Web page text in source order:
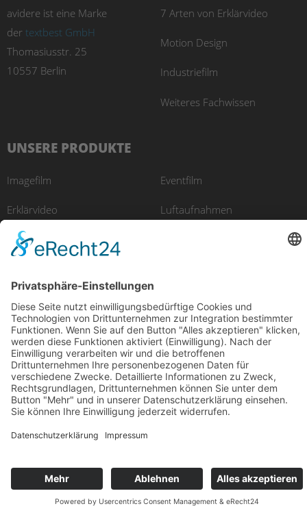
avidere ist eine Marke
der textbest GmbH
Thomasiusstr. 25
10557 Berlin
7 Arten von Erklärvideo
Motion Design
Industriefilm
Weiteres Fachwissen
UNSERE PRODUKTE
Imagefilm
Erklärvideo
Recruitingfilm
Eventfilm
Luftaufnahmen
© 2025 avidere | Film & Kommunikation
Impressum
Datenschutz
Design & Code
kube.studio